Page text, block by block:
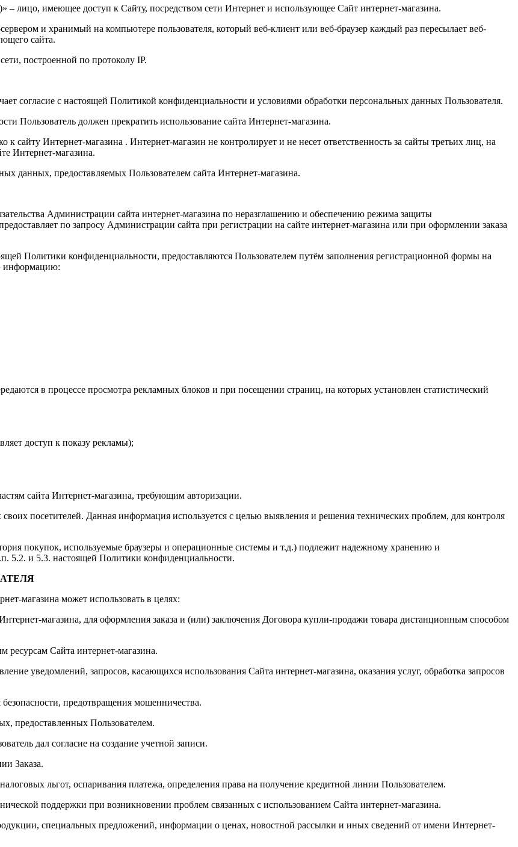
– лицо, имеющее доступ к Сайту, посредством сети Интернет и использующее Сайт интернет-магазина.
и хранимый на компьютере пользователя, который веб-клиент или веб-браузер каждый раз пересылает веб-
сайта.
построенной по протоколу IP.
согласие с настоящей Политикой конфиденциальности и условиями обработки персональных данных Пользователя.
Пользователь должен прекратить использование сайта Интернет-магазина.
Интернет-магазина . Интернет-магазин не контролирует и не несет ответственность за сайты третьих лиц, на
Интернет-магазина.
данных, предоставляемых Пользователем сайта Интернет-магазина.
Администрации сайта интернет-магазина по неразглашению и обеспечению режима защиты
по запросу Администрации сайта при регистрации на сайте интернет-магазина или при оформлении заказа
Политики конфиденциальности, предоставляются Пользователем путём заполнения регистрационной формы на
информацию:
в процессе просмотра рекламных блоков и при посещении страниц, на которых установлен статистический
доступ к показу рекламы);
сайта Интернет-магазина, требующим авторизации.
посетителей. Данная информация используется с целью выявления и решения технических проблем, для контроля
покупок, используемые браузеры и операционные системы и т.д.) подлежит надежному хранению и
5.2. и 5.3. настоящей Политики конфиденциальности.
магазина может использовать в целях:
магазина, для оформления заказа и (или) заключения Договора купли-продажи товара дистанционным способом
ресурсам Сайта интернет-магазина.
уведомлений, запросов, касающихся использования Сайта интернет-магазина, оказания услуг, обработка запросов
предотвращения мошенничества.
предоставленных Пользователем.
дал согласие на создание учетной записи.
Заказа.
льгот, оспаривания платежа, определения права на получение кредитной линии Пользователем.
поддержки при возникновении проблем связанных с использованием Сайта интернет-магазина.
специальных предложений, информации о ценах, новостной рассылки и иных сведений от имени Интернет-